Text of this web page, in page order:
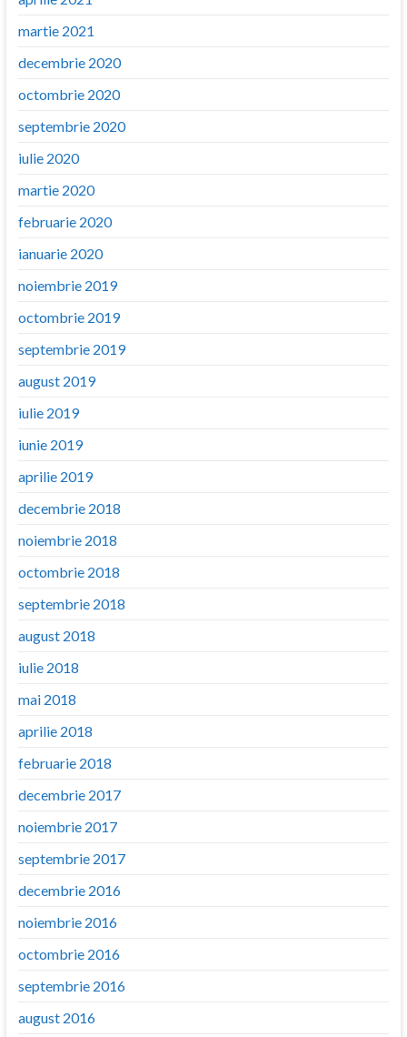
martie 2021
decembrie 2020
octombrie 2020
septembrie 2020
iulie 2020
martie 2020
februarie 2020
ianuarie 2020
noiembrie 2019
octombrie 2019
septembrie 2019
august 2019
iulie 2019
iunie 2019
aprilie 2019
decembrie 2018
noiembrie 2018
octombrie 2018
septembrie 2018
august 2018
iulie 2018
mai 2018
aprilie 2018
februarie 2018
decembrie 2017
noiembrie 2017
septembrie 2017
decembrie 2016
noiembrie 2016
octombrie 2016
septembrie 2016
august 2016